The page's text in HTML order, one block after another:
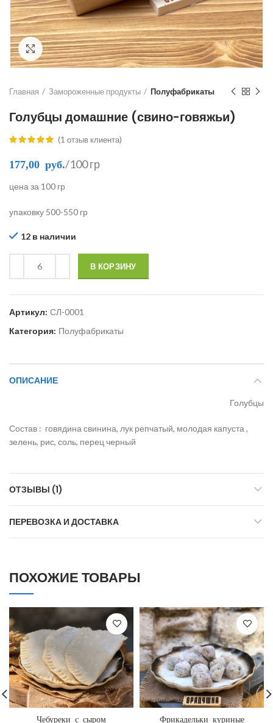
Click to enlarge
Главная Замороженные продукты Полуфабрикаты
Голубцы домашние (свино-говяжьи)
(1 отзыв клиента)
177,00 руб. /100 гр
цена за 100 гр
упаковку 500-550 гр
12 в наличии
В КОРЗИНУ
Артикул: СЛ-0001
Категория: Полуфабрикаты
ОПИСАНИЕ
Голубцы
Состав : говядина свинина, лук репчатый, молодая капуста ,
зелень, рис, соль, перец черный
ОТЗЫВЫ (1)
ПЕРЕВОЗКА И ДОСТАВКА
ПОХОЖИЕ ТОВАРЫ
Чебуреки с сыром Фрикадельки куриные